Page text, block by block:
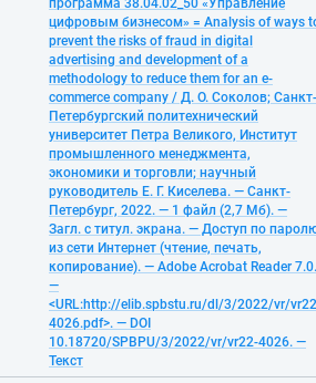
программа 38.04.02_50 «Управление
цифровым бизнесом» = Analysis of ways
prevent the risks of fraud in digital
advertising and development of a
methodology to reduce them for an e-
commerce company / Д. О. Соколов; Санкт-
Петербургский политехнический
университет Петра Великого, Институт
промышленного менеджмента,
экономики и торговли; научный
руководитель Е. Г. Киселева. — Санкт-
Петербург, 2022. — 1 файл (2,7 Мб). —
Загл. с титул. экрана. — Доступ по
из сети Интернет (чтение, печать,
копирование). — Adobe Acrobat Reader 7.0.
—
<URL:http://elib.spbstu.ru/dl/3/2022/vr/
4026.pdf>. — DOI
10.18720/SPBPU/3/2022/vr/vr22-4026. —
Текст